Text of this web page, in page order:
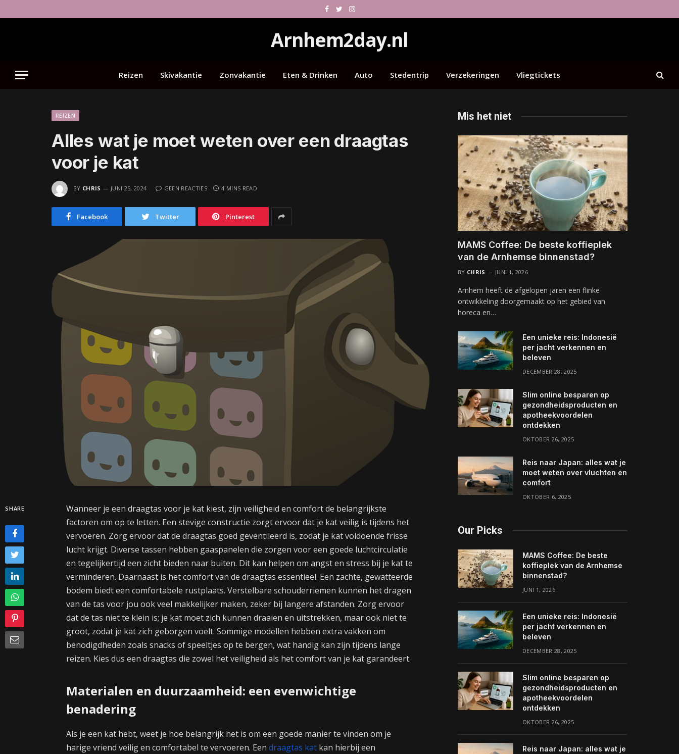
Facebook
TwitterInstagram
Arnhem2day.nl
Reizen Skivakantie Zonvakantie Eten & Drinken Auto Stedentrip Verzekeringen Vliegtickets
REIZEN
Alles wat je moet weten over een draagtas
voor je kat
BY CHRIS JUNI 25, 2024 GEEN REACTIES 4 MINS READ
Facebook Twitter Pinterest
SHARE
Wanneer je een draagtas voor je kat kiest, zijn veiligheid en comfort de belangrijkste
factoren om op te letten. Een stevige constructie zorgt ervoor dat je kat veilig is tijdens het
vervoeren. Zorg ervoor dat de draagtas goed geventileerd is, zodat je kat voldoende frisse
lucht krijgt. Diverse tassen hebben gaaspanelen die zorgen voor een goede luchtcirculatie
en tegelijkertijd een zicht bieden naar buiten. Dit kan helpen om angst en stress bij je kat te
verminderen. Daarnaast is het comfort van de draagtas essentieel. Een zachte, gewatteerde
bodem biedt een comfortabele rustplaats. Verstelbare schouderriemen kunnen het dragen
van de tas voor jou ook veel makkelijker maken, zeker bij langere afstanden. Zorg ervoor
dat de tas niet te klein is; je kat moet zich kunnen draaien en uitstrekken, maar ook niet te
groot, zodat je kat zich geborgen voelt. Sommige modellen hebben extra vakken om
benodigdheden zoals snacks of speeltjes op te bergen, wat handig kan zijn tijdens lange
reizen. Kies dus een draagtas die zowel het veiligheid als het comfort van je kat garandeert.
Materialen en duurzaamheid: een evenwichtige
benadering
Als je een kat hebt, weet je hoe belangrijk het is om een goede manier te vinden om je
harige vriend veilig en comfortabel te vervoeren. Eendraagtas kat kan hierbij een
Mis het niet
MAMS Coffee: De beste koffieplek
van de Arnhemse binnenstad?
BY CHRIS JUNI 1, 2026
Arnhem heeft de afgelopen jaren een flinke
ontwikkeling doorgemaakt op het gebied van
horeca en…
Een unieke reis: Indonesië
per jacht verkennen en
beleven
DECEMBER 28, 2025
Slim online besparen op
gezondheidsproducten en
apotheekvoordelen
ontdekken
OKTOBER 26, 2025
Reis naar Japan: alles wat je
moet weten over vluchten en
comfort
OKTOBER 6, 2025
Our Picks
MAMS Coffee: De beste
koffieplek van de Arnhemse
binnenstad?
JUNI 1, 2026
Een unieke reis: Indonesië
per jacht verkennen en
beleven
DECEMBER 28, 2025
Slim online besparen op
gezondheidsproducten en
apotheekvoordelen
ontdekken
OKTOBER 26, 2025
Reis naar Japan: alles wat je